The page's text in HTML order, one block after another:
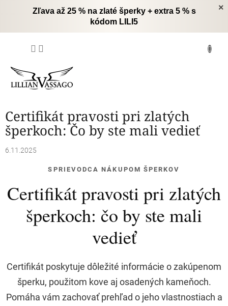
×
Zľava až 25 % na zlaté šperky + extra 5 % s
kódom LILI5
Certifikát pravosti pri zlatých
šperkoch: Čo by ste mali vedieť
6.11.2025
SPRIEVODCA NÁKUPOM ŠPERKOV
Certifikát pravosti pri zlatých
šperkoch: čo by ste mali
vedieť
Certifikát poskytuje dôležité informácie o zakúpenom
šperku, použitom kove aj osadených kameňoch.
Pomáha vám zachovať prehľad o jeho vlastnostiach a